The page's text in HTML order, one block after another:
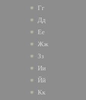
Гг
Дд
Ее
Жж
Зз
Ии
Йй
Кк